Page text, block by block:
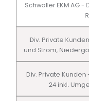
Schwaller EKM AG
Div. Private
und Strom,
Div. Private Kunden
24 inkl.